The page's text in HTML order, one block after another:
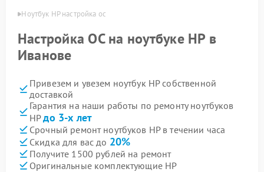
Ноутбук HP настройка ос
Настройка ОС на ноутбуке HP в
Иванове
Привезем и увезем ноутбук HP собственной
доставкой
Гарантия на наши работы по ремонту ноутбуков
HPдо 3-х лет
Срочный ремонт ноутбуков HP в течении часа
Скидка для вас до 20%
Получите 1500 рублей на ремонт
Оригинальные комплектующие HP